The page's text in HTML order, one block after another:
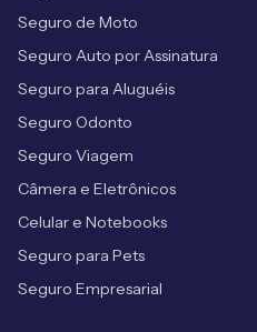
Seguro de Moto
Seguro Auto por Assinatura
Seguro para Aluguéis
Seguro Odonto
Seguro Viagem
Câmera e Eletrônicos
Celular e Notebooks
Seguro para Pets
Seguro Empresarial